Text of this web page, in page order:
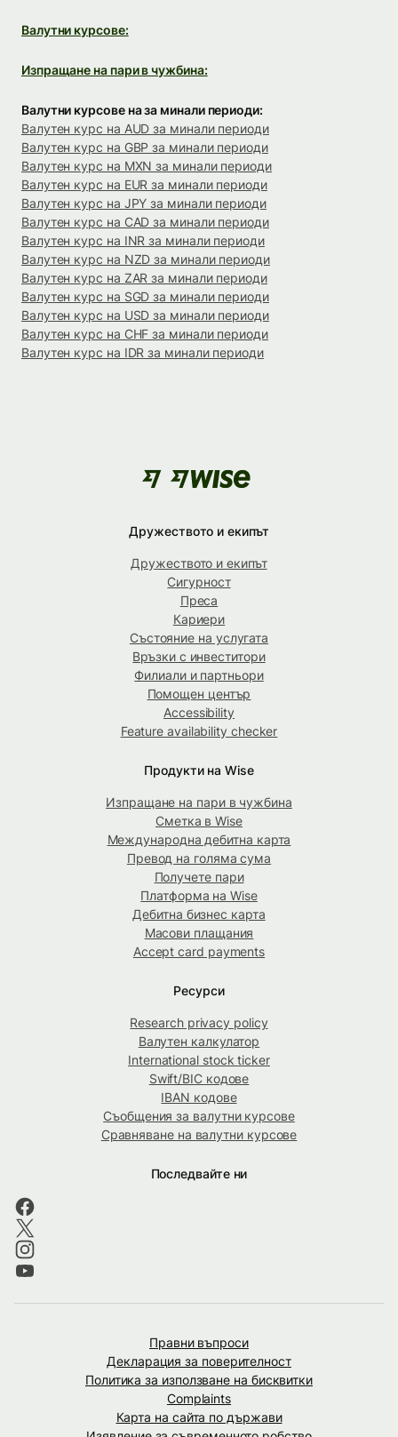
Валутни курсове:
Изпращане на пари в чужбина:
Валутни курсове на за минали периоди:
Валутен курс на AUD за минали периоди
Валутен курс на GBP за минали периоди
Валутен курс на MXN за минали периоди
Валутен курс на EUR за минали периоди
Валутен курс на JPY за минали периоди
Валутен курс на CAD за минали периоди
Валутен курс на INR за минали периоди
Валутен курс на NZD за минали периоди
Валутен курс на ZAR за минали периоди
Валутен курс на SGD за минали периоди
Валутен курс на USD за минали периоди
Валутен курс на CHF за минали периоди
Валутен курс на IDR за минали периоди
Дружеството и екипът
Дружеството и екипът
Сигурност
Преса
Кариери
Състояние на услугата
Връзки с инвеститори
Филиали и партньори
Помощен център
Accessibility
Feature availability checker
Продукти на Wise
Изпращане на пари в чужбина
Сметка в Wise
Международна дебитна карта
Превод на голяма сума
Получете пари
Платформа на Wise
Дебитна бизнес карта
Масови плащания
Accept card payments
Ресурси
Research privacy policy
Валутен калкулатор
International stock ticker
Swift/BIC кодове
IBAN кодове
Съобщения за валутни курсове
Сравняване на валутни курсове
Последвайте ни
Правни въпроси
Декларация за поверителност
Политика за използване на бисквитки
Complaints
Карта на сайта по държави